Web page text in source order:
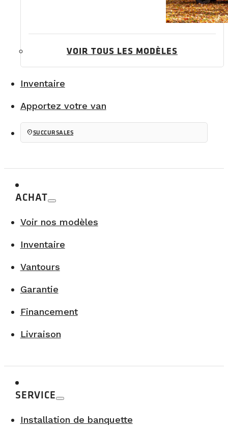
VOIR TOUS LES MODÈLES
Inventaire
Apportez votre van
location_onSUCCURSALES
ACHAT
Voir nos modèles
Inventaire
Vantours
Garantie
Financement
Livraison
SERVICE
Installation de banquette